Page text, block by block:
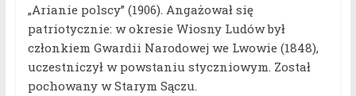
„Arianie polscy” (1906). Angażował się
patriotycznie: w okresie Wiosny Ludów był
członkiem Gwardii Narodowej we Lwowie (1848),
uczestniczył w powstaniu styczniowym. Został
pochowany w Starym Sączu.